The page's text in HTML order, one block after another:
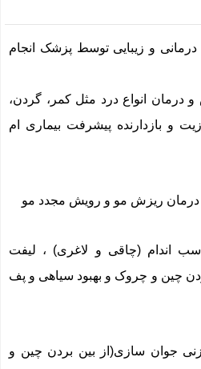
و زیبایی توسط پزشک انجام
انواع درد مثل کمر، گردن،
و بازدارنده پیشرفت بیماری ام
ریزش مو و رویش مجدد مو
اندام (چاقی و لاغری) ، لیفت
چین و چروک و بهبود سیاهی و پف
سازی(از بین بردن چین و